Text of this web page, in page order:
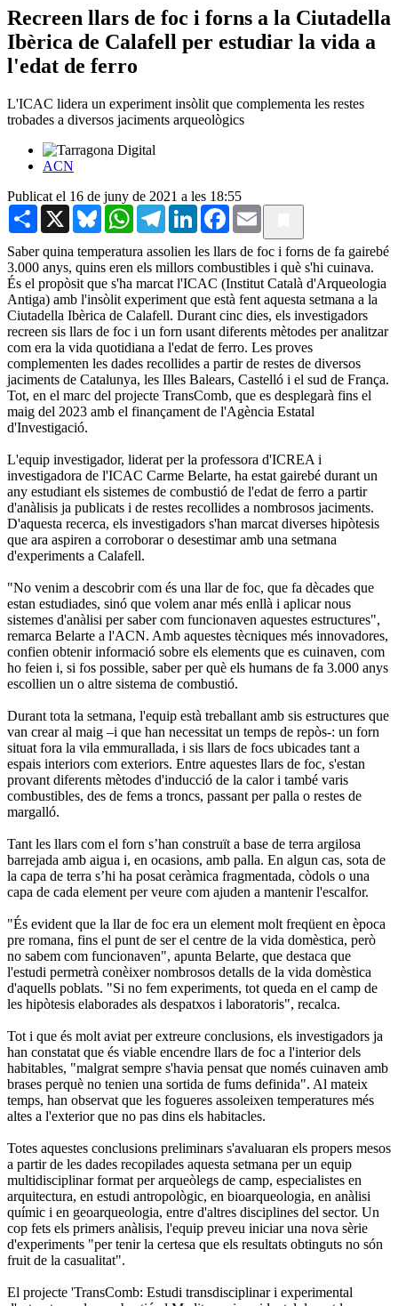
Recreen llars de foc i forns a la Ciutadella
Ibèrica de Calafell per estudiar la vida a
l'edat de ferro
L'ICAC lidera un experiment insòlit que complementa les restes
trobades a diversos jaciments arqueològics
ACN
Publicat el 16 de juny de 2021 a les 18:55
Share X BlueskyWhatsAppTelegramLinkedInFacebook
Email
Saber quina temperatura assolien les llars de foc i forns de fa gairebé
3.000 anys, quins eren els millors combustibles i què s'hi cuinava.
És el propòsit que s'ha marcat l'ICAC (Institut Català d'Arqueologia
Antiga) amb l'insòlit experiment que està fent aquesta setmana a la
Ciutadella Ibèrica de Calafell. Durant cinc dies, els investigadors
recreen sis llars de foc i un forn usant diferents mètodes per analitzar
com era la vida quotidiana a l'edat de ferro. Les proves
complementen les dades recollides a partir de restes de diversos
jaciments de Catalunya, les Illes Balears, Castelló i el sud de França.
Tot, en el marc del projecte TransComb, que es desplegarà fins el
maig del 2023 amb el finançament de l'Agència Estatal
d'Investigació.
L'equip investigador, liderat per la professora d'ICREA i
investigadora de l'ICAC Carme Belarte, ha estat gairebé durant un
any estudiant els sistemes de combustió de l'edat de ferro a partir
d'anàlisis ja publicats i de restes recollides a nombrosos jaciments.
D'aquesta recerca, els investigadors s'han marcat diverses hipòtesis
que ara aspiren a corroborar o desestimar amb una setmana
d'experiments a Calafell.
"No venim a descobrir com és una llar de foc, que fa dècades que
estan estudiades, sinó que volem anar més enllà i aplicar nous
sistemes d'anàlisi per saber com funcionaven aquestes estructures",
remarca Belarte a l'ACN. Amb aquestes tècniques més innovadores,
confien obtenir informació sobre els elements que es cuinaven, com
ho feien i, si fos possible, saber per què els humans de fa 3.000 anys
escollien un o altre sistema de combustió.
Durant tota la setmana, l'equip està treballant amb sis estructures que
van crear al maig –i que han necessitat un temps de repòs-: un forn
situat fora la vila emmurallada, i sis llars de focs ubicades tant a
espais interiors com exteriors. Entre aquestes llars de foc, s'estan
provant diferents mètodes d'inducció de la calor i també varis
combustibles, des de fems a troncs, passant per palla o restes de
margalló.
Tant les llars com el forn s’han construït a base de terra argilosa
barrejada amb aigua i, en ocasions, amb palla. En algun cas, sota de
la capa de terra s’hi ha posat ceràmica fragmentada, còdols o una
capa de cada element per veure com ajuden a mantenir l'escalfor.
"És evident que la llar de foc era un element molt freqüent en època
pre romana, fins el punt de ser el centre de la vida domèstica, però
no sabem com funcionaven", apunta Belarte, que destaca que
l'estudi permetrà conèixer nombrosos detalls de la vida domèstica
d'aquells poblats. "Si no fem experiments, tot queda en el camp de
les hipòtesis elaborades als despatxos i laboratoris", recalca.
Tot i que és molt aviat per extreure conclusions, els investigadors ja
han constatat que és viable encendre llars de foc a l'interior dels
habitables, "malgrat sempre s'havia pensat que només cuinaven amb
brases perquè no tenien una sortida de fums definida". Al mateix
temps, han observat que les fogueres assoleixen temperatures més
altes a l'exterior que no pas dins els habitacles.
Totes aquestes conclusions preliminars s'avaluaran els propers mesos
a partir de les dades recopilades aquesta setmana per un equip
multidisciplinar format per arqueòlegs de camp, especialistes en
arquitectura, en estudi antropològic, en bioarqueologia, en anàlisi
químic i en geoarqueologia, entre d'altres disciplines del sector. Un
cop fets els primers anàlisis, l'equip preveu iniciar una nova sèrie
d'experiments "per tenir la certesa que els resultats obtinguts no són
fruit de la casualitat".
El projecte 'TransComb: Estudi transdisciplinar i experimental